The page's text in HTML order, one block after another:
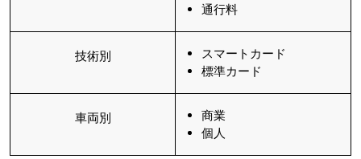
通行料
技術別
スマートカード
標準カード
車両別
商業
個人